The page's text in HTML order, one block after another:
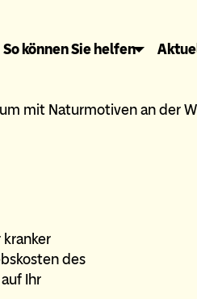
So können Sie helfen
des
Ihr